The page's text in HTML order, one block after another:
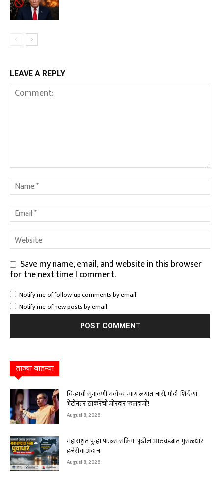
LEAVE A REPLY
Save my name, email, and website in this browser
for the next time I comment.
Notify me of follow-up comments by email.
Notify me of new posts by email.
ताज्या बातम्या
चिन्हाची सुनावणी सर्वोच्च न्यायालयात जारी, मोदी-शिंदेंच्या
भेटीनंतर ठाकरेंची जोरदार फलंदाजी!
August 8, 2026
महाराष्ट्रात पुन्हा पाऊस सक्रिय; पुढील आठवड्यात मुसळधार
हजेरीचा अंदाज
August 8, 2026